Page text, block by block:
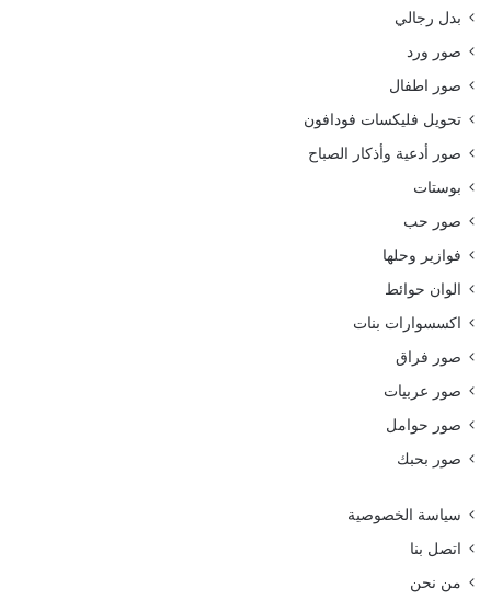
بدل رجالي
صور ورد
صور اطفال
تحويل فليكسات فودافون
صور أدعية وأذكار الصباح
بوستات
صور حب
فوازير وحلها
الوان حوائط
اكسسوارات بنات
صور فراق
صور عربيات
صور حوامل
صور بحبك
سياسة الخصوصية
اتصل بنا
من نحن